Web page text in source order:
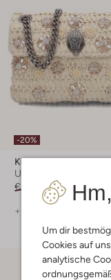
Um dir
Cookies auf
analytische
-20%
Kurt Geiger London
Umhängetasche
€ 229,99 € 183,99
+ mehr farben